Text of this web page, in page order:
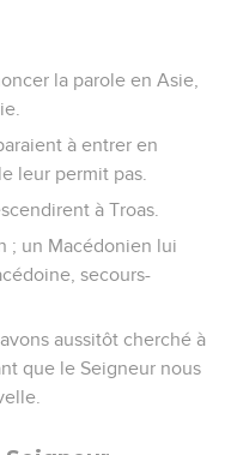
la parole en Asie,
à entrer en
leur permit pas.
à Troas.
; un Macédonien lui
secours-
aussitôt cherché à
que le Seigneur nous